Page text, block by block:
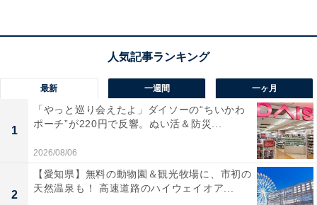
程度我慢したり許したりすべきでしょうか。
また、友だち同士で家庭のしつけの基準が違うとき、ど
う説明すればいいのでしょうか。
「その靴下の色は、中学校の校則違反でしょ」と親が注
意しても、中学生の子どもが「でもみんなそんなの守っ
てないよ」と言ってきたとします。子どもの言う「みん
最新 一週間 一ヶ月
1
「やっと巡り会えたよ」ダイソーの“ちいかわ
ポーチ”が220円で反響。ぬい活＆防災...
2026/08/06
2
【愛知県】無料の動物園＆観光牧場に、市初の
天然温泉も！ 高速道路のハイウェイオア...